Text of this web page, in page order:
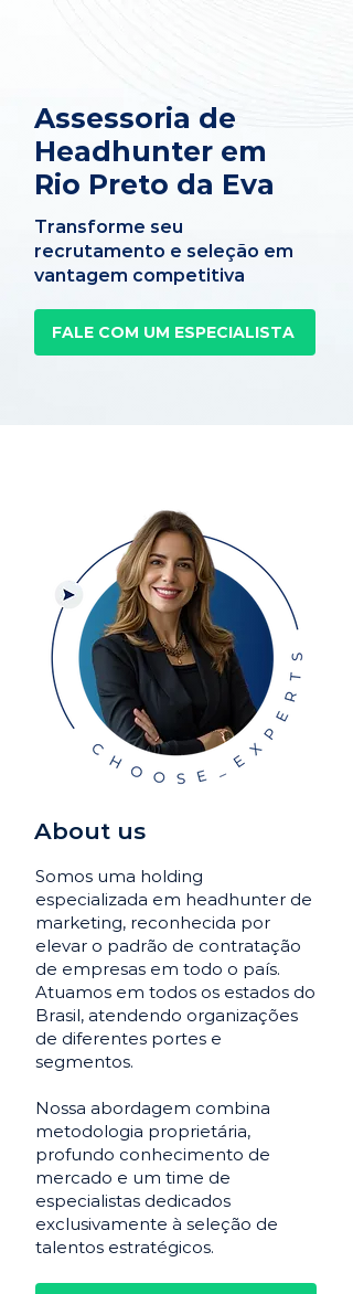
Assessoria de
Headhunter em
Rio Preto da Eva
Transforme seu
recrutamento e seleção em
vantagem competitiva
FALE COM UM ESPECIALISTA
About us
Somos uma holding
especializada em headhunter de
marketing, reconhecida por
elevar o padrão de contratação
de empresas em todo o país.
Atuamos em todos os estados do
Brasil, atendendo organizações
de diferentes portes e
segmentos.
Nossa abordagem combina
metodologia proprietária,
profundo conhecimento de
mercado e um time de
especialistas dedicados
exclusivamente à seleção de
talentos estratégicos.